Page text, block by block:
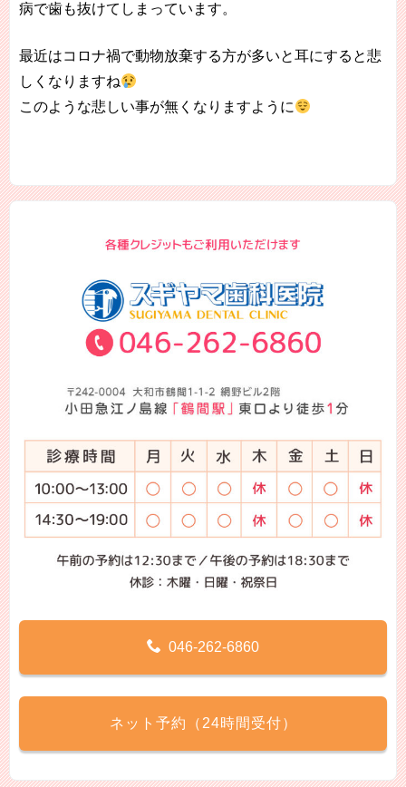
病で歯も抜けてしまっています。
最近はコロナ禍で動物放棄する方が多いと耳にすると悲
しくなりますね
このような悲しい事が無くなりますように
046-262-6860
ネット予約（24時間受付）